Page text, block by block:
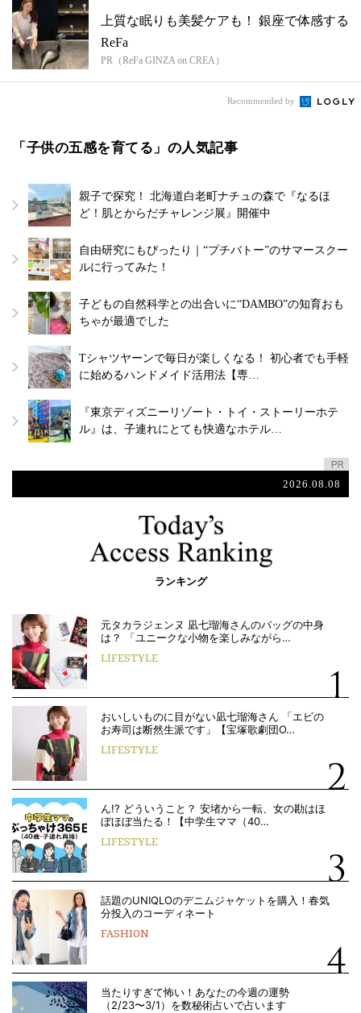
上質な眠りも美髪ケアも！ 銀座で体感する
ReFa
PR（ReFa GINZA on CREA）
Recommended by
「子供の五感を育てる」の人気記事
親子で探究！ 北海道白老町ナチュの森で『なるほ
ど！肌とからだチャレンジ展』開催中
自由研究にもぴったり｜“プチバトー”のサマースクー
ルに行ってみた！
子どもの自然科学との出合いに“DAMBO”の知育おも
ちゃが最適でした
Tシャツヤーンで毎日が楽しくなる！ 初心者でも手軽
に始めるハンドメイド活用法【専…
『東京ディズニーリゾート・トイ・ストーリーホテ
ル』は、子連れにとても快適なホテル…
2026.08.08
ランキング
元タカラジェンヌ 凪七瑠海さんのバッグの中身
は？ 「ユニークな小物を楽しみながら…
LIFESTYLE
おいしいものに目がない凪七瑠海さん 「エビの
お寿司は断然生派です」【宝塚歌劇団O…
LIFESTYLE
ん!? どういうこと？ 安堵から一転、女の勘はほ
ぼほぼ当たる！【中学生ママ（40…
LIFESTYLE
話題のUNIQLOのデニムジャケットを購入！春気
分投入のコーディネート
FASHION
当たりすぎて怖い！あなたの今週の運勢
（2/23〜3/1）を数秘術占いで占います